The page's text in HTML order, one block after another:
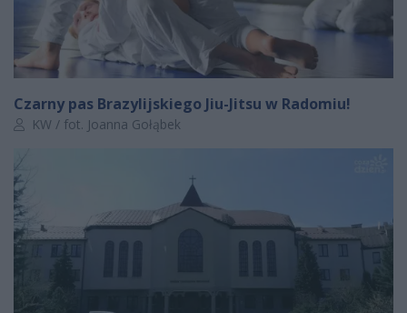
Czarny pas Brazylijskiego Jiu-Jitsu w Radomiu!
Autor artykułu:
KW / fot. Joanna Gołąbek